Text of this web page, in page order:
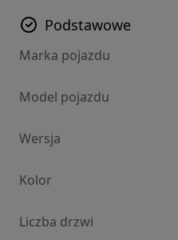
Podstawowe
Marka pojazdu
Model pojazdu
Wersja
Kolor
Liczba drzwi